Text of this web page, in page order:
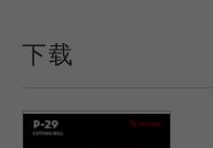
下载